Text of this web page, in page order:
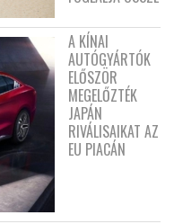
A KÍNAI
AUTÓGYÁRTÓK
ELŐSZÖR
MEGELŐZTÉK
JAPÁN
RIVÁLISAIKAT AZ
EU PIACÁN